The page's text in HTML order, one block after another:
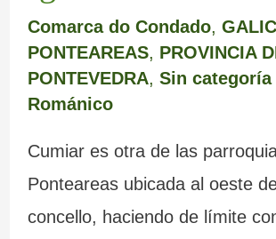
Comarca do Condado,
PONTEAREAS, PROVINCIA
PONTEVEDRA, Sin categoría
Románico
Cumiar es otra de las
Ponteareas ubicada al oeste
concello, haciendo de límite